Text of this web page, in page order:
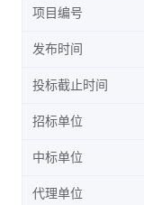
项目编号
发布时间
投标截止时间
招标单位
中标单位
代理单位